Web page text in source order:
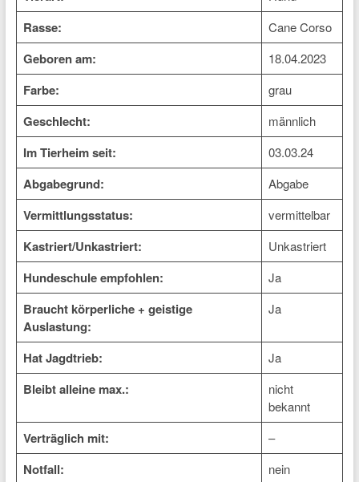
Rasse: Cane Corso
Geboren am: 18.04.2023
Farbe: grau
Geschlecht: männlich
Im Tierheim seit: 03.03.24
Abgabegrund: Abgabe
Vermittlungsstatus: vermittelbar
Kastriert/Unkastriert: Unkastriert
Hundeschule empfohlen: Ja
Braucht körperliche + geistige
Auslastung:
Ja
Hat Jagdtrieb: Ja
Bleibt alleine max.:
nicht
bekannt
Verträglich mit: –
Notfall: nein